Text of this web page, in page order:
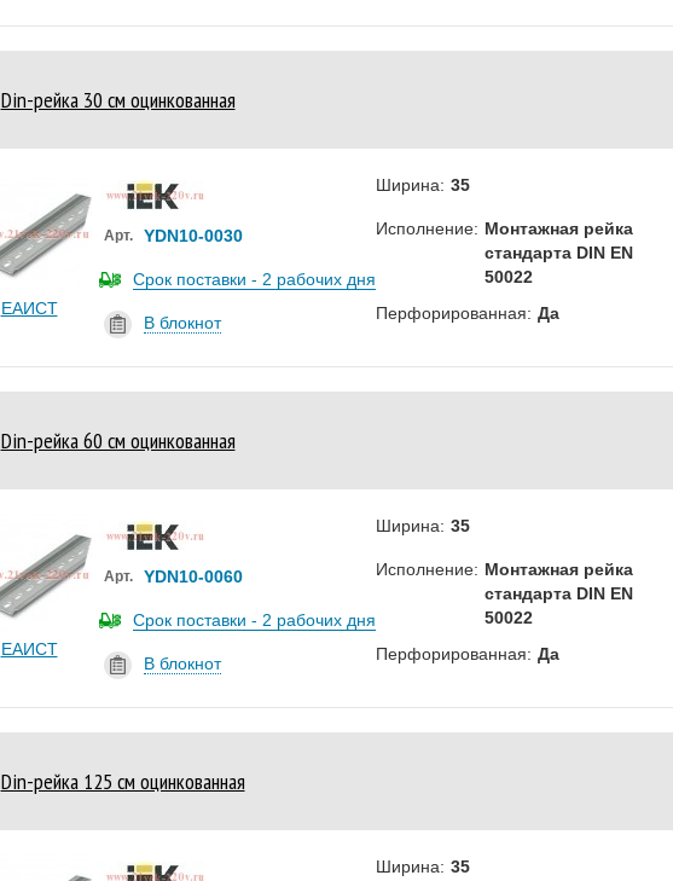
Din-рейка 30 см оцинкованная
ЕАИСТ
Арт. YDN10-0030
Срок поставки - 2 рабочих дня
В блокнот
Ширина: 35
Исполнение: Монтажная рейка
стандарта DIN EN
50022
Перфорированная: Да
Din-рейка 60 см оцинкованная
ЕАИСТ
Арт. YDN10-0060
Срок поставки - 2 рабочих дня
В блокнот
Ширина: 35
Исполнение: Монтажная рейка
стандарта DIN EN
50022
Перфорированная: Да
Din-рейка 125 см оцинкованная
Ширина: 35